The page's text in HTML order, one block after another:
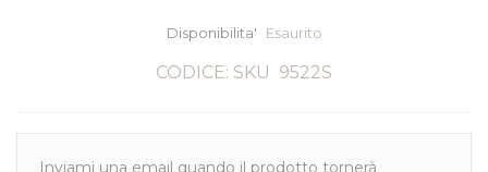
Disponibilita' Esaurito
CODICE: SKU 9522S
Inviami una email quando il prodotto tornerà